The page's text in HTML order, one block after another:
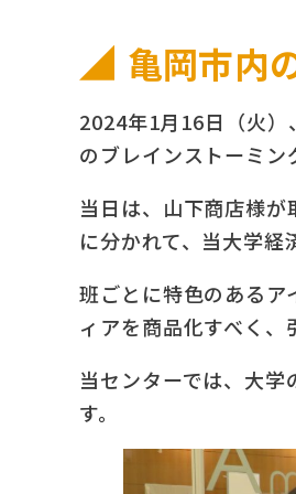
亀岡市内
2024年1月16日（火）
のブレインストーミン
当日は、山下商店様
に分かれて、当大学経
班ごとに特色のあるア
ィアを商品化すべく、
当センターでは、大
す。